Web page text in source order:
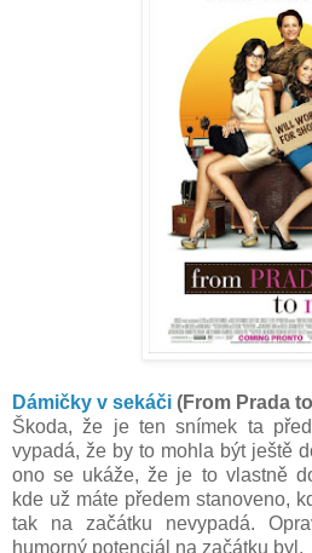
Dámičky v sekáči (From Prada
Škoda, že je ten snímek ta
vypadá, že by to mohla být ještě
ono se ukáže, že je to vlastně
kde už máte předem stanoveno,
tak na začátku nevypadá.
humorný potenciál na začátku byl.